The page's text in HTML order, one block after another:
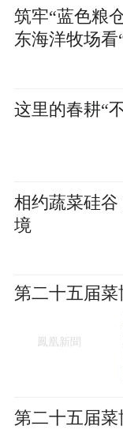
筑牢“蓝色粮
东海洋牧场看
这里的春耕“
相约蔬菜硅
境
第二十五届
第二十五届菜